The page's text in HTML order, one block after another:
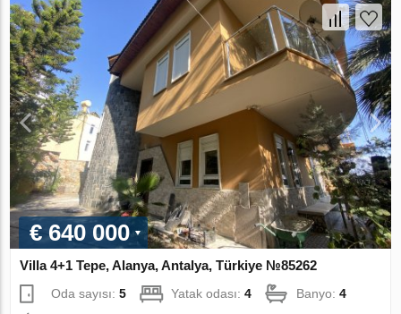
€ 640 000
Villa 4+1 Tepe, Alanya, Antalya, Türkiye №85262
Oda sayısı:5 Yatak odası:4 Banyo:4